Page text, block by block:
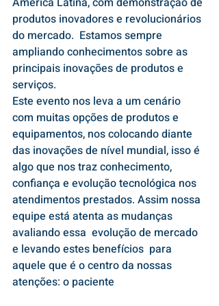
produtos inovadores e revolucionários
do mercado.  Estamos sempre
ampliando conhecimentos sobre as
principais inovações de produtos e
serviços.
Este evento nos leva a um cenário
com muitas opções de produtos e
equipamentos, nos colocando diante
das inovações de nível mundial, isso é
algo que nos traz conhecimento,
confiança e evolução tecnológica nos
atendimentos prestados. Assim nossa
equipe está atenta as mudanças
avaliando essa  evolução de mercado
e levando estes benefícios  para
aquele que é o centro da nossas
atenções: o paciente